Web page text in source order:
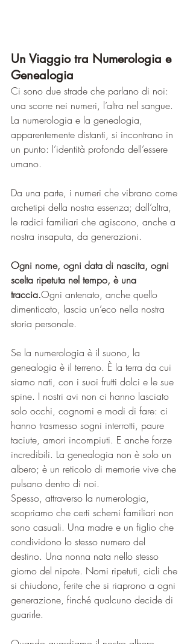
Un Viaggio tra Numerologia e
Genealogia
Ci sono due strade che parlano di noi:
una scorre nei numeri, l’altra nel sangue.
La numerologia e la genealogia,
apparentemente distanti, si incontrano in
un punto: l’identità profonda dell’essere
umano.
Da una parte, i numeri che vibrano come
archetipi della nostra essenza; dall’altra,
le radici familiari che agiscono, anche a
nostra insaputa, da generazioni.
Ogni nome, ogni data di nascita, ogni
scelta ripetuta nel tempo, è una
traccia.Ogni antenato, anche quello
dimenticato, lascia un’eco nella nostra
storia personale.
Se la numerologia è il suono, la
genealogia è il terreno. È la terra da cui
siamo nati, con i suoi frutti dolci e le sue
spine. I nostri avi non ci hanno lasciato
solo occhi, cognomi e modi di fare: ci
hanno trasmesso sogni interrotti, paure
taciute, amori incompiuti. E anche forze
incredibili. La genealogia non è solo un
albero; è un reticolo di memorie vive che
pulsano dentro di noi.
Spesso, attraverso la numerologia,
scopriamo che certi schemi familiari non
sono casuali. Una madre e un figlio che
condividono lo stesso numero del
destino. Una nonna nata nello stesso
giorno del nipote. Nomi ripetuti, cicli che
si chiudono, ferite che si riaprono a ogni
generazione, finché qualcuno decide di
guarirle.